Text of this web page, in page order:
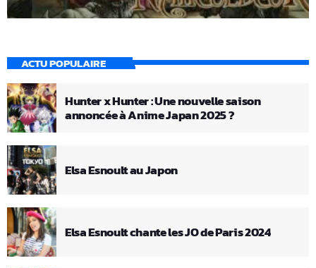
ACTU POPULAIRE
Hunter x Hunter : Une nouvelle saison
annoncée à Anime Japan 2025 ?
Elsa Esnoult au Japon
Elsa Esnoult chante les JO de Paris 2024